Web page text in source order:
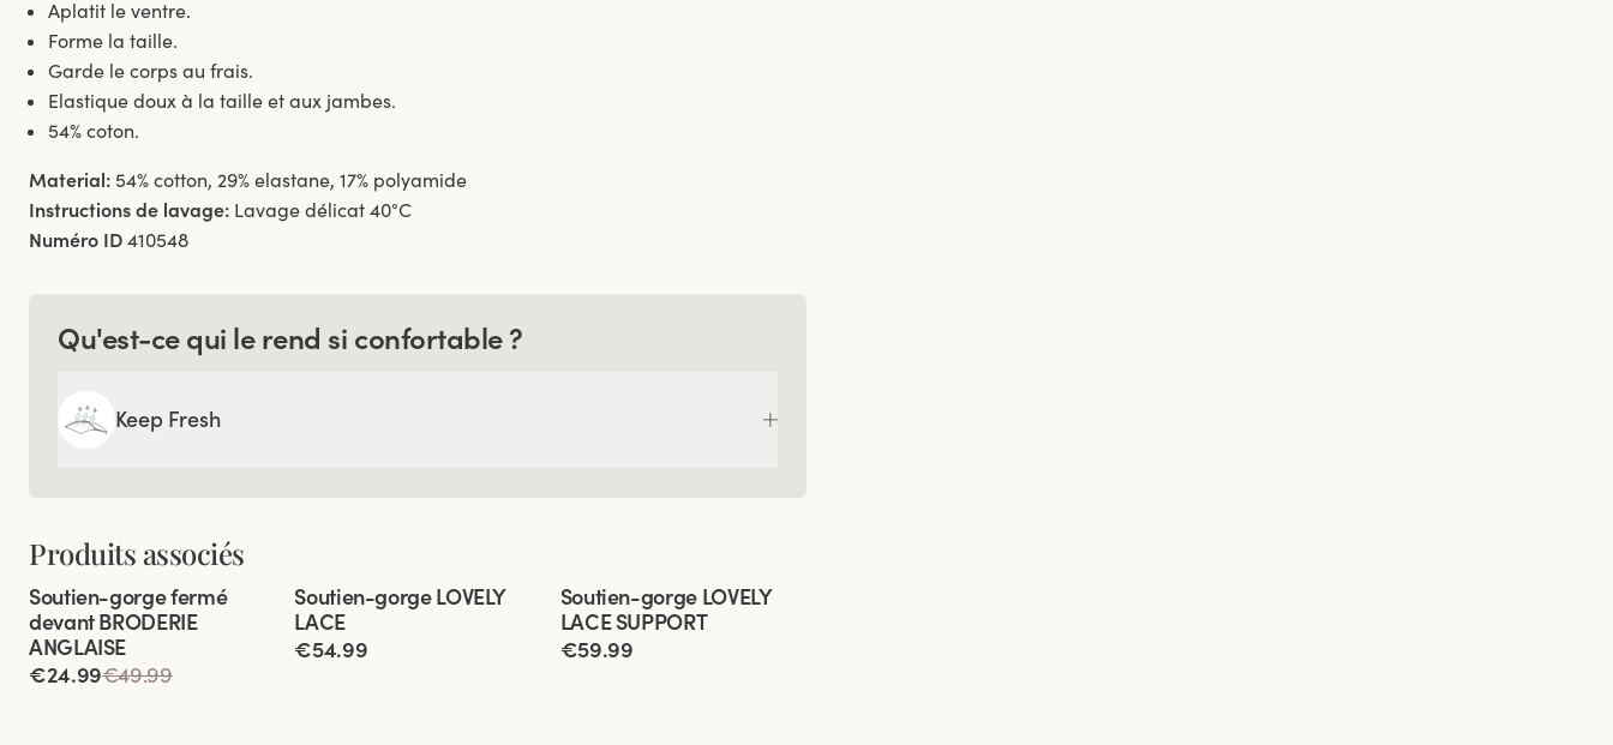
Aplatit le ventre.
Forme la taille.
Garde le corps au frais.
Elastique doux à la taille et aux jambes.
54% coton.
Material: 54% cotton, 29% elastane, 17% polyamide
Instructions de lavage: Lavage délicat 40°C
Numéro ID 410548
Qu'est-ce qui le rend si confortable ?
Keep Fresh
Produits associés
Soutien-gorge fermé
devant BRODERIE
ANGLAISE
€24.99€49.99
Bretelles rembourrées
Soutien-gorge LOVELY
LACE
€54.99
Soutien-gorge LOVELY
LACE SUPPORT
€59.99